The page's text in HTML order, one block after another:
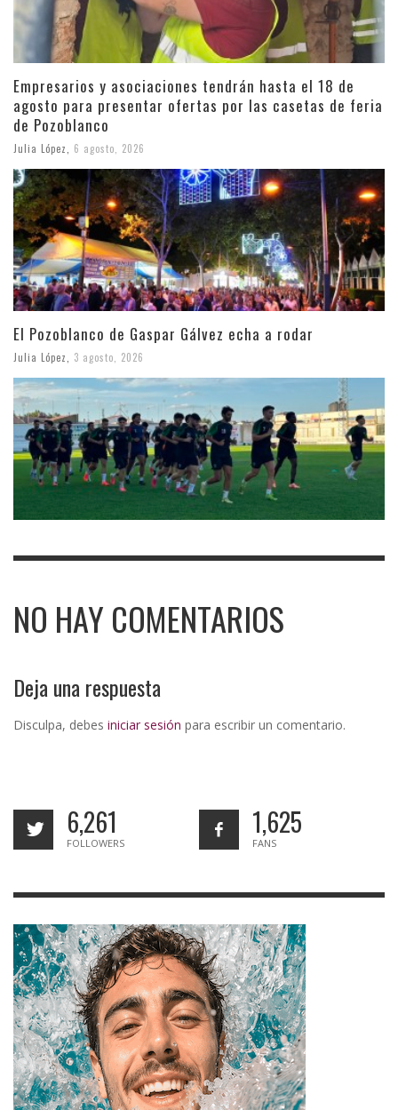
Empresarios y asociaciones tendrán hasta el 18 de
agosto para presentar ofertas por las casetas de feria
de Pozoblanco
Julia López 6 agosto, 2026
El Pozoblanco de Gaspar Gálvez echa a rodar
Julia López 3 agosto, 2026
NO HAY COMENTARIOS
Deja una respuesta
Disculpa, debes iniciar sesión para escribir un comentario.
6,261
FOLLOWERS
1,625
FANS